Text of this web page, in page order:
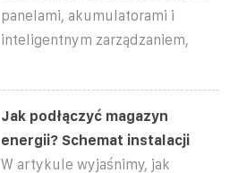
panelami, akumulatorami i
inteligentnym zarządzaniem,
Jak podłączyć magazyn
energii? Schemat instalacji
W artykule wyjaśnimy, jak